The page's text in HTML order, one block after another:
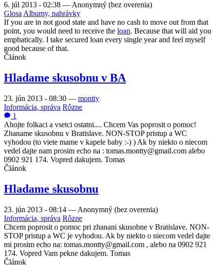
6. júl 2013 - 02:38 —Anonymný (bez overenia)
GlosaAlbumy, nahrávky
If you are in not good state and have no cash to move out from that
point, you would need to receive the loan. Because that will aid you
emphatically. I take secured loan every single year and feel myself
good because of that.
Článok
Hladame skusobnu v BA
23. jún 2013 - 08:30 — montty
Informácia, správa Rôzne
1
Ahojte folkaci a vsetci ostatni.... Chcem Vas poprosit o pomoc!
Zhaname skusobnu v Bratislave. NON-STOP pristup a WC
vyhodou (to viete mame v kapele baby :-) ) Ak by niekto o niecom
vedel dajte nam prosim echo na : tomas.montty@gmail.com alebo
0902 921 174. Vopred dakujem. Tomas
Článok
Hladame skusobnu
23. jún 2013 - 08:14 — Anonymný (bez overenia)
Informácia, správa Rôzne
Chcem poprosit o pomoc pri zhanani skusobne v Bratislave. NON-
STOP pristup a WC je vyhodou. Ak by niekto o niecom vedel dajte
mi prosim echo na: tomas.montty@gmail.com , alebo na 0902 921
174. Vopred Vam pekne dakujem. Tomas
Článok